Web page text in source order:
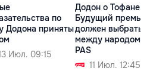
по
Додона приняты
Июл. 09:15
Додон о Тофане:
Будущий
должен выбрать
между народом и
PAS
11 Июл. 12:45